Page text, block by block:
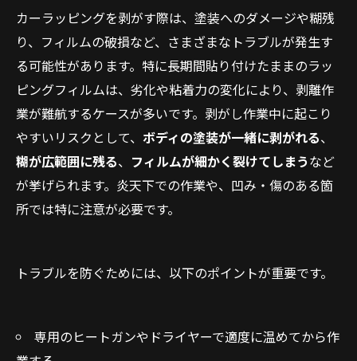
カーラッピングを剥がす際は、塗装へのダメージや糊残
り、フィルムの破損など、さまざまなトラブルが発生す
る可能性があります。特に長期間貼り付けたままのラッ
ピングフィルムは、劣化や粘着力の変化により、剥離作
業が難航するケースが多いです。剥がし作業中に起こり
やすいリスクとして、 ボディの塗装が一緒に剥がれる、
糊が広範囲に残る、 フィルムが細かく裂けてしまうなど
が挙げられます。炎天下での作業や、凹み・傷のある箇
所では特に注意が必要です。
トラブルを防ぐためには、以下のポイントが重要です。
専用のヒートガンやドライヤーで適度に温めてから作